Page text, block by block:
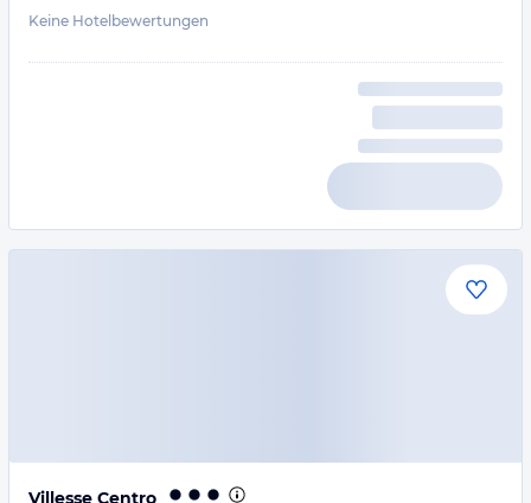
Keine Hotelbewertungen
Villesse Centro